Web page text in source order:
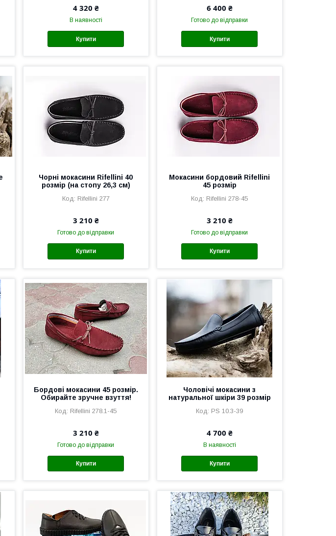
4 320 ₴
В наявності
Купити
6 400 ₴
Готово до відправки
Купити
Чорні мокасини Rifellini 40
розмір (на стопу 26,3 см)
Rifellini 277
3 210 ₴
Готово до відправки
Купити
Мокасини бордовий Rifellini
45 розмір
Rifellini 278-45
3 210 ₴
Готово до відправки
Купити
Бордові мокасини 45 розмір.
Обирайте зручне взуття!
Rifellini 278.1-45
3 210 ₴
Готово до відправки
Купити
Чоловічі мокасини з
натуральної шкіри 39 розмір
PS 10.3-39
4 700 ₴
В наявності
Купити